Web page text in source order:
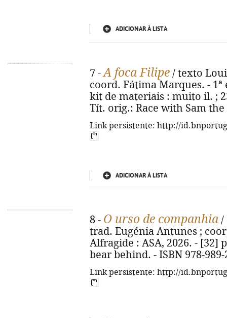
ADICIONAR À LISTA
7 -A foca Filipe / texto
coord. Fátima Marques. - 1ª
kit de materiais : muito il. ;
Tít. orig.: Race with Sam the
Link persistente: http://
ADICIONAR À LISTA
8 - O urso de companhia /
trad. Eugénia Antunes ;
Alfragide : ASA, 2026. - [32]
bear behind. - ISBN 978-989-
Link persistente: http://